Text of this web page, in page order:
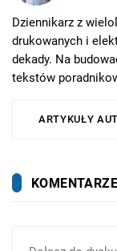
Dziennikarz z
drukowanych i
dekady. Na
tekstów
pomocowych dla
ARTYKUŁY
KOMENTARZE